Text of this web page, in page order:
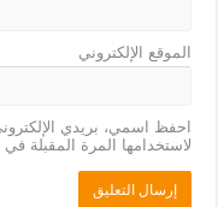
الموقع الإلكتروني
احفظ اسمي، بريدي
لاستخدامها المرة المقبلة في